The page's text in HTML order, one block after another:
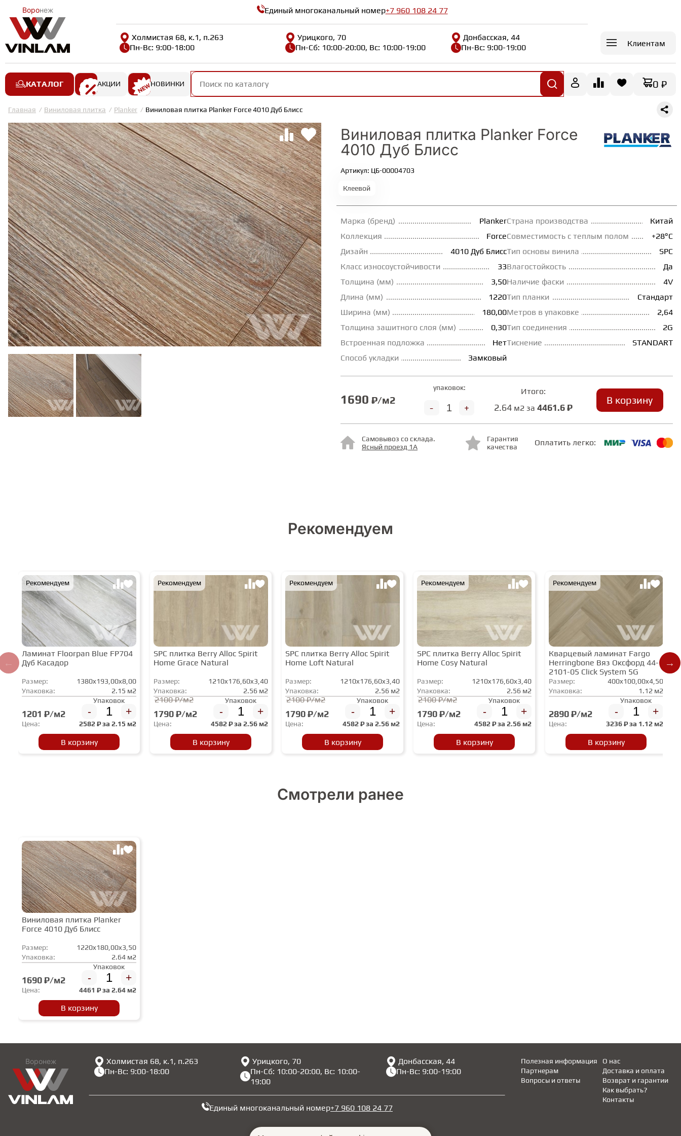
Воронеж Единый многоканальный номер+7 960 108 24 77
Холмистая 68, к.1, п.263
Пн-Вс: 9:00-18:00
Урицкого, 70
Пн-Сб: 10:00-20:00, Вс: 10:00-19:00
Донбасская, 44
Пн-Вс: 9:00-19:00
Клиентам
КАТАЛОГ АКЦИИ НОВИНКИ 0 ₽
Главная Виниловая плитка Planker Виниловая плитка Planker Force 4010 Дуб Блисс
Виниловая плитка Planker Force
4010 Дуб Блисс
Артикул: ЦБ-00004703
Клеевой
Марка (бренд)
Planker
Коллекция
Force
Дизайн
4010 Дуб Блисс
Класс износоустойчивости
33
Толщина (мм)
3,50
Длина (мм)
1220
Ширина (мм)
180,00
Толщина зашитного слоя (мм)
0,30
Встроенная подложка
Нет
Способ укладки
Замковый
Страна производства
Китай
Совместимость с теплым полом
+28°С
Тип основы винила
SPC
Влагостойкость
Да
Наличие фаски
4V
Тип планки
Стандарт
Метров в упаковке
2,64
Тип соединения
2G
Тиснение
STANDART
1690 ₽/м2
упаковок:
+
-
Итого:
2.64м2 за 4461.6 ₽
В корзину
Самовывоз со склада.
Ясный проезд 1А
Гарантия
качества
Оплатить легко:
Рекомендуем
Рекомендуем
Ламинат Floorpan Blue FP704
Дуб Касадор
Размер:
1380x193,00x8,00
Упаковка:
2.15 м2
1201 ₽/м2
Упаковок
- +
Цена: 2582₽ за 2.15 м2
В корзину
Рекомендуем
SPC плитка Berry Alloc Spirit
Home Grace Natural
Размер:
1210x176,60x3,40
Упаковка:
2.56 м2
2100 ₽/м2
1790 ₽/м2
Упаковок
- +
Цена: 4582₽ за 2.56 м2
В корзину
Рекомендуем
SPC плитка Berry Alloc Spirit
Home Loft Natural
Размер:
1210x176,60x3,40
Упаковка:
2.56 м2
2100 ₽/м2
1790 ₽/м2
Упаковок
- +
Цена: 4582₽ за 2.56 м2
В корзину
Рекомендуем
SPC плитка Berry Alloc Spirit
Home Cosy Natural
Размер:
1210x176,60x3,40
Упаковка:
2.56 м2
2100 ₽/м2
1790 ₽/м2
Упаковок
- +
Цена: 4582₽ за 2.56 м2
В корзину
Рекомендуем
Кварцевый ламинат Fargo
Herringbone Вяз Оксфорд 44-
2101-05 Click System 5G
Размер:
400x100,00x4,50
Упаковка:
1.12 м2
2890 ₽/м2
Упаковок
- +
Цена: 3236₽ за 1.12 м2
В корзину
Смотрели ранее
Виниловая плитка Planker
Force 4010 Дуб Блисс
Размер:
1220x180,00x3,50
Упаковка:
2.64 м2
1690 ₽/м2
Упаковок
- +
Цена: 4461 ₽ за 2.64 м2
В корзину
Воронеж
Холмистая 68, к.1, п.263
Пн-Вс: 9:00-18:00
Урицкого, 70
Пн-Сб: 10:00-20:00, Вс: 10:00-
19:00
Донбасская, 44
Пн-Вс: 9:00-19:00
Единый многоканальный номер+7 960 108 24 77
Полезная информация
Партнерам
Вопросы и ответы
Доставка и оплата
Возврат и гарантии
Как выбрать?
О нас
Контакты